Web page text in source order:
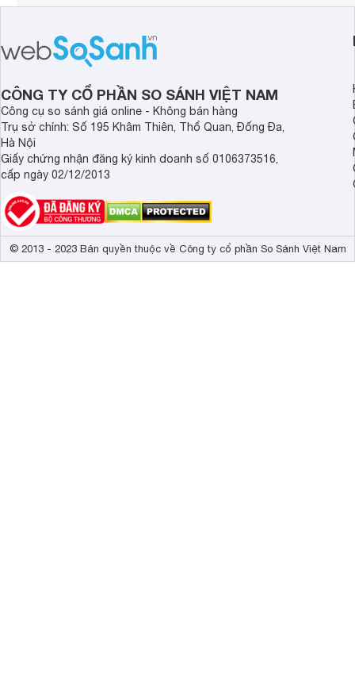
CÔNG TY CỔ PHẦN SO SÁNH VIỆT NAM
Công cụ so sánh giá online - Không bán hàng
Trụ sở chính: Số 195 Khâm Thiên, Thổ Quan, Đống Đa,
Hà Nội
Giấy chứng nhận đăng ký kinh doanh số 0106373516,
cấp ngày 02/12/2013
© 2013 - 2023 Bản quyền thuộc về Công ty cổ phần So Sánh Việt Nam